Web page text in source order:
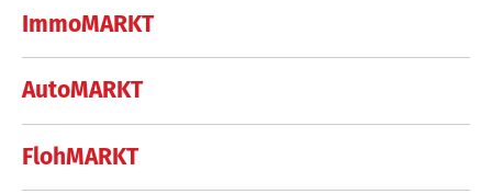
ImmoMARKT
AutoMARKT
FlohMARKT